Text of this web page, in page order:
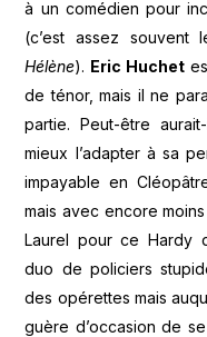
à un comédien pour
(c’est assez
Hélène). Eric Huchet
de ténor, mais il ne
partie. Peut-être
mieux l’adapter à sa
impayable en
mais avec encore
Laurel pour ce Hardy
duo de policiers
des opérettes mais
guère d’occasion de